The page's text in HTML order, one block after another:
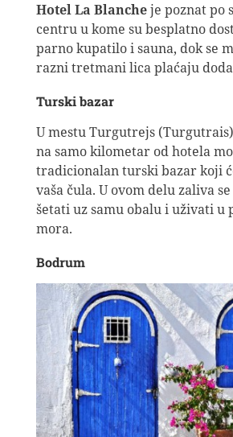
Hotel La Blancheje poznat po
centru u kome su besplatno
parno kupatilo i sauna, dok se
razni tretmani lica plaćaju
Turski bazar
U mestu Turgutrejs
na samo kilometar od hotela
tradicionalan turski bazar koji
vaša čula. U ovom delu zaliva
šetati uz samu obalu i uživati u
mora.
Bodrum